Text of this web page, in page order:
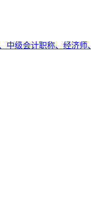
级会计职称、经济